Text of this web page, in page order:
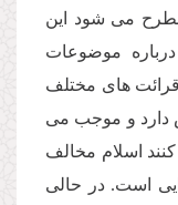
مطرح مى شود این
موضوعات
قرائت هاى مختلف
دارد و موجب مى
اسلام مخالف
است. در حالى